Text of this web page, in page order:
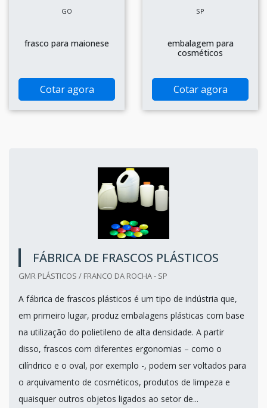
GO
frasco para maionese
Cotar agora
SP
embalagem para
cosméticos
Cotar agora
FÁBRICA DE FRASCOS PLÁSTICOS
GMR PLÁSTICOS / FRANCO DA ROCHA - SP
A fábrica de frascos plásticos é um tipo de indústria que,
em primeiro lugar, produz embalagens plásticas com base
na utilização do polietileno de alta densidade. A partir
disso, frascos com diferentes ergonomias – como o
cilíndrico e o oval, por exemplo -, podem ser voltados para
o arquivamento de cosméticos, produtos de limpeza e
quaisquer outros objetos ligados ao setor de...